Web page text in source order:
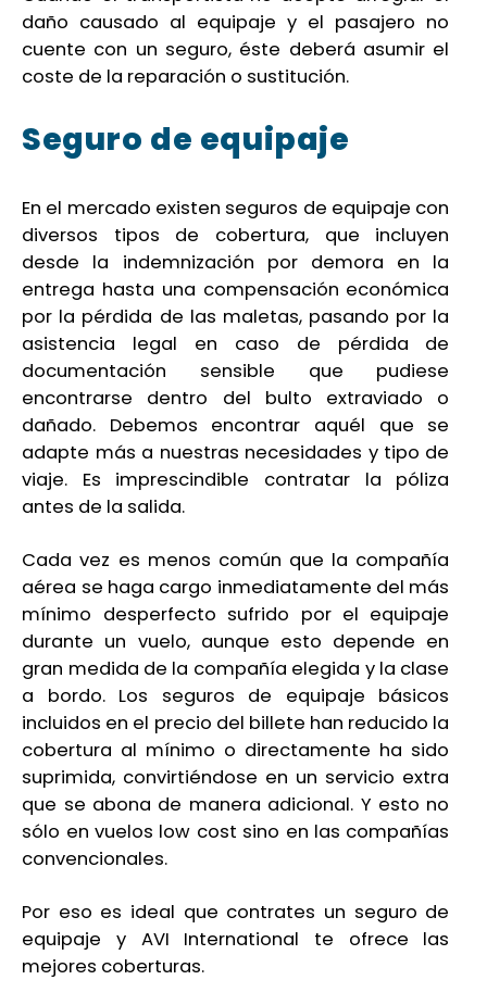
daño causado al equipaje y el pasajero no
cuente con un seguro, éste deberá asumir el
coste de la reparación o sustitución.
Seguro de equipaje
En el mercado existen seguros de equipaje con
diversos tipos de cobertura, que incluyen
desde la indemnización por demora en la
entrega hasta una compensación económica
por la pérdida de las maletas, pasando por la
asistencia legal en caso de pérdida de
documentación sensible que pudiese
encontrarse dentro del bulto extraviado o
dañado. Debemos encontrar aquél que se
adapte más a nuestras necesidades y tipo de
viaje. Es imprescindible contratar la póliza
antes de la salida.
Cada vez es menos común que la compañía
aérea se haga cargo inmediatamente del más
mínimo desperfecto sufrido por el equipaje
durante un vuelo, aunque esto depende en
gran medida de la compañía elegida y la clase
a bordo. Los seguros de equipaje básicos
incluidos en el precio del billete han reducido la
cobertura al mínimo o directamente ha sido
suprimida, convirtiéndose en un servicio extra
que se abona de manera adicional. Y esto no
sólo en vuelos low cost sino en las compañías
convencionales.
Por eso es ideal que contrates un seguro de
equipaje y AVI International te ofrece las
mejores coberturas.